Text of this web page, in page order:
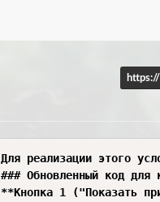
Для реализации этого
### Обновленный код для
**Кнопка 1 ("Показать